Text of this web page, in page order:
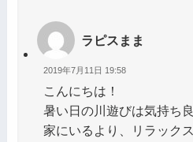
ラピスまま
2019年7月11日 19:58
こんにちは！
暑い日の川遊びは気持ち
家にいるより、リラック